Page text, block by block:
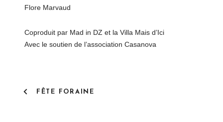
Flore Marvaud
Coproduit par Mad in DZ et la Villa Mais d’Ici
Avec le soutien de l’association Casanova
P
FÊTE FORAINE